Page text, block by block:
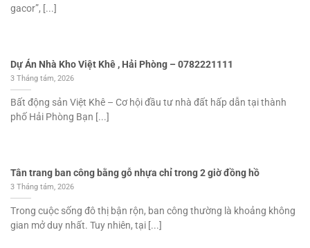
gacor”, [...]
Dự Án Nhà Kho Việt Khê , Hải Phòng – 0782221111
3 Tháng tám, 2026
Bất động sản Việt Khê – Cơ hội đầu tư nhà đất hấp dẫn tại thành
phố Hải Phòng Bạn [...]
Tân trang ban công bằng gỗ nhựa chỉ trong 2 giờ đồng hồ
3 Tháng tám, 2026
Trong cuộc sống đô thị bận rộn, ban công thường là khoảng không
gian mở duy nhất. Tuy nhiên, tại [...]